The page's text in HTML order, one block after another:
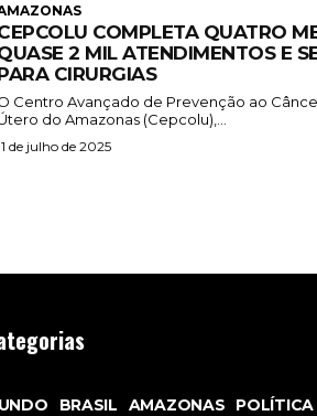
COMPLETA QUATRO
2 MIL ATENDIMENTOS E
CIRURGIAS
Centro Avançado de Prevenção ao
do Amazonas (Cepcolu),...
de julho de 2025
BRASIL AMAZONAS POLÍTICA